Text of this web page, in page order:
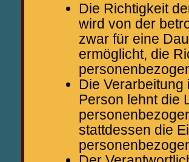
Die Richtigkeit
wird von der
zwar für eine
ermöglicht, die
Die
Person lehnt die
stattdessen die